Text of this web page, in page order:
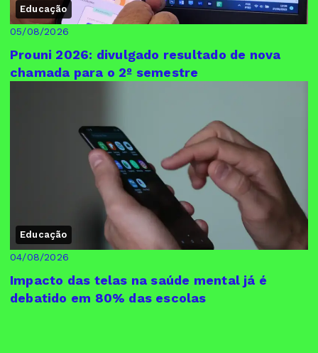
Educação
05/08/2026
Prouni 2026: divulgado resultado de nova
chamada para o 2º semestre
Educação
04/08/2026
Impacto das telas na saúde mental já é
debatido em 80% das escolas